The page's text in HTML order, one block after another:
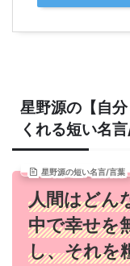
星野源の【自
くれる短い名
星野源の短い名言/言葉
人間はどん
中で幸せを
し、それを